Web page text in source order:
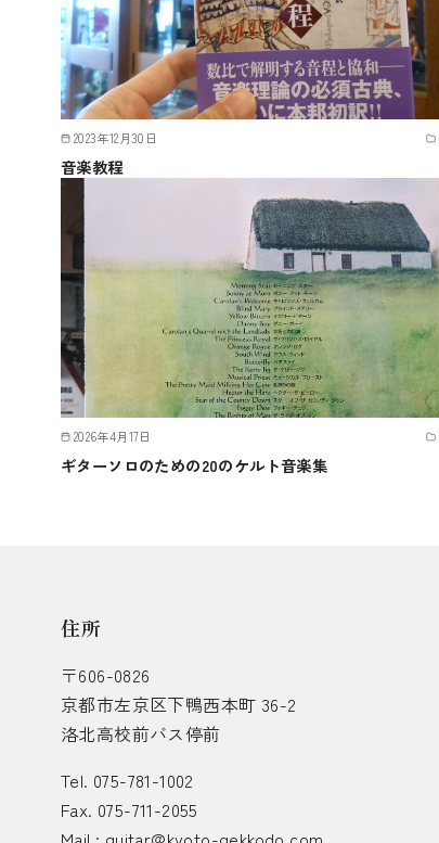
2023年12月30日
音楽教程
2026年4月17日
ギターソロのための20のケルト音楽集
住所
〒606-0826
京都市左京区下鴨西本町 36-2
洛北高校前バス停前
Tel. 075-781-1002
Fax. 075-711-2055